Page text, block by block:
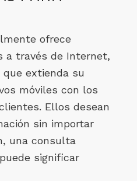
ofrece
a través de Internet,
extienda su
móviles con los
Ellos desean
sin importar
una consulta
significar